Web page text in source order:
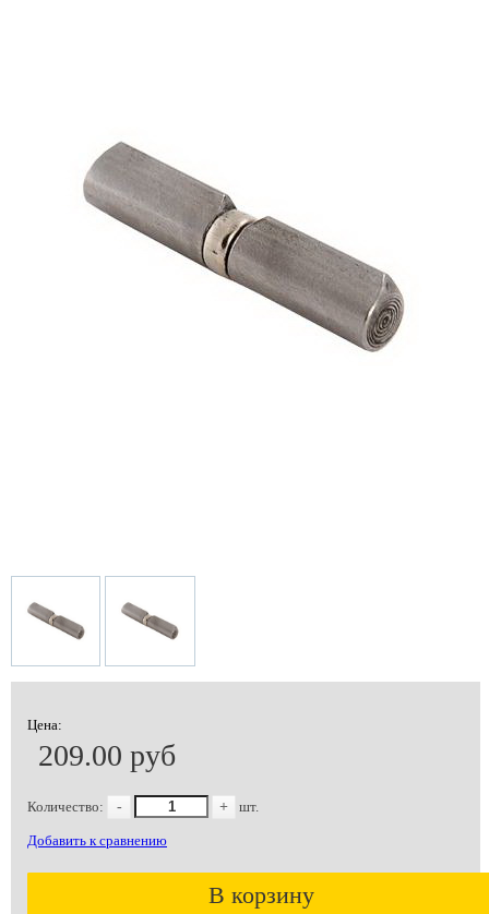
Цена:
209.00 руб
Количество: - + шт.
Добавить к сравнению
В корзину